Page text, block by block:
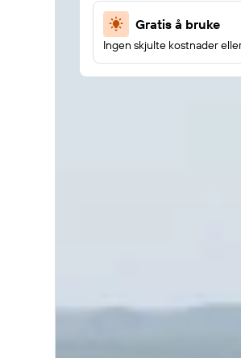
Gratis å bruke
Ingen skjulte kostnader